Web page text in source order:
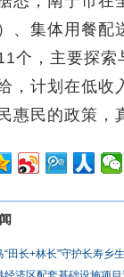
）、集体用餐
个，主要探
，计划在低收
惠民的政策，
“田长+林长”守护长寿乡